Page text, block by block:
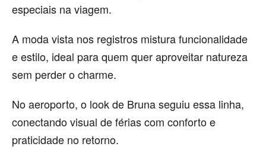
especiais na viagem.
A moda vista nos registros mistura funcionalidade
e estilo, ideal para quem quer aproveitar natureza
sem perder o charme.
No aeroporto, o look de Bruna seguiu essa linha,
conectando visual de férias com conforto e
praticidade no retorno.